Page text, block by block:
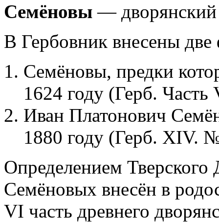
Семёновы —
В Гербовник внесены
Семёновы, предки
1624 году (Герб.
Иван Платонович
1880 году (Герб. XIV.
Определением
Семёновых внесён в
VI часть древнего